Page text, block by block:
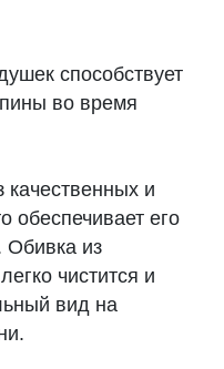
способствует
во время
и
обеспечивает его
Обивка из
чистится и
вид на